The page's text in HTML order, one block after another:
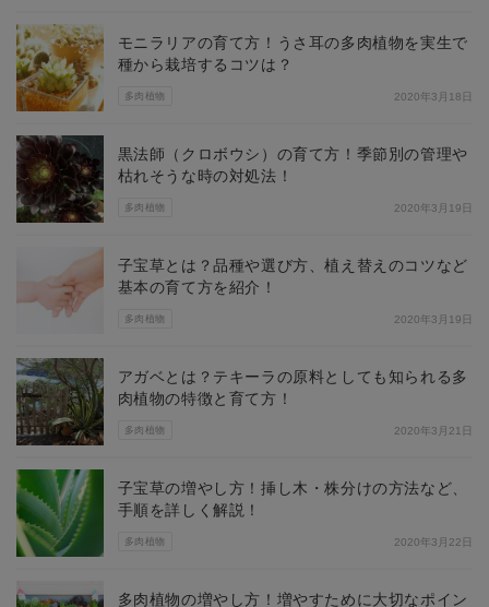
多肉植物
モニラリアの育て方！うさ耳の多肉植物を実生で
種から栽培するコツは？
2020年3月18日
多肉植物
黒法師（クロボウシ）の育て方！季節別の管理や
枯れそうな時の対処法！
2020年3月19日
多肉植物
子宝草とは？品種や選び方、植え替えのコツなど
基本の育て方を紹介！
2020年3月19日
多肉植物
アガベとは？テキーラの原料としても知られる多
肉植物の特徴と育て方！
2020年3月21日
多肉植物
子宝草の増やし方！挿し木・株分けの方法など、
手順を詳しく解説！
2020年3月22日
多肉植物の増やし方！増やすために大切なポイン